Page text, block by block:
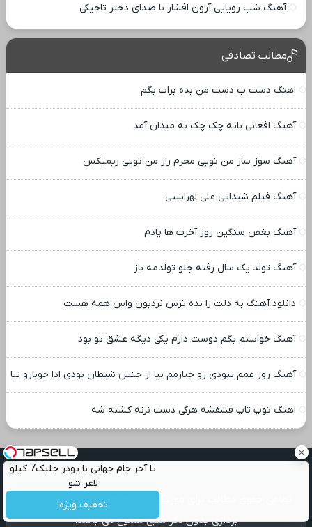
تا آخر جام جهانی با پودر جلبک7 کیلو
لاغر شو
تخفیف ویژه!
آهنگ شب رویایی آرون افشار با صدای دختر تاجیکی
مطالب تصادفی
اهنگ دست ب دست من بده برات بگم
آهنگ افغانی بایه چک چک به میدان آمد
آهنگ سوز ساز من تویی محرم راز من تویی ریمیکس
آهنگ فیلم شیدایی علی لهراسبی
آهنگ بغض سنگین روز آخرت ها یادم
آهنگ تولد یک سال رفته جلو تولدمه باز
دانلود آهنگ به دلت را نده ترس نردبون واس همه هست
آهنگ خواستم بگم دوست دارم یکی دیگه عشق تو بود
آهنگ روز غمم نبودی رو جنازمم نیا از جنس شیطان بودی ادا خوبارو نیا
اهنگ توپ تاپ فشفشه هرکی دست نزنه کشته شه
تمامی حقوق مطالب برای موزیک بابا محفوظ است و هرگونه کپی
برداری بدون ذکر منبع ممنوع می باشد.